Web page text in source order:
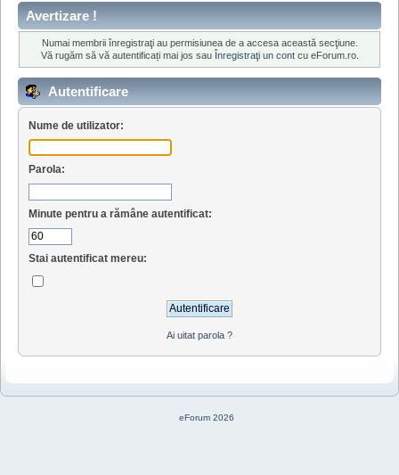
Avertizare !
Numai membrii înregistraţi au permisiunea de a accesa această secţiune.
Vă rugăm să vă autentificați mai jos sau Înregistraţi un contcu eForum.ro.
Autentificare
Nume de utilizator:
Parola:
Minute pentru a rămâne autentificat:
Stai autentificat mereu:
Ai uitat parola ?
eForum 2026